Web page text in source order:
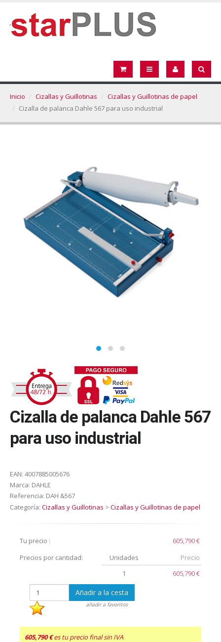
Inicio Cizallas y Guillotinas
Cizallas y Guillotinas de papel
Cizalla de palanca Dahle 567 para uso industrial
Cizalla de palanca Dahle 567
para uso industrial
EAN: 4007885005676
Marca: DAHLE
Referencia: DAH &567
Categoría: Cizallas y Guillotinas > Cizallas y Guillotinas de papel
Tu precio :
605,790 €
Precios por cantidad:
Unidades
Precio
1
605,790 €
Añadir a la cesta
añadir a favoritos
605,790 € es tu precio final sin IVA